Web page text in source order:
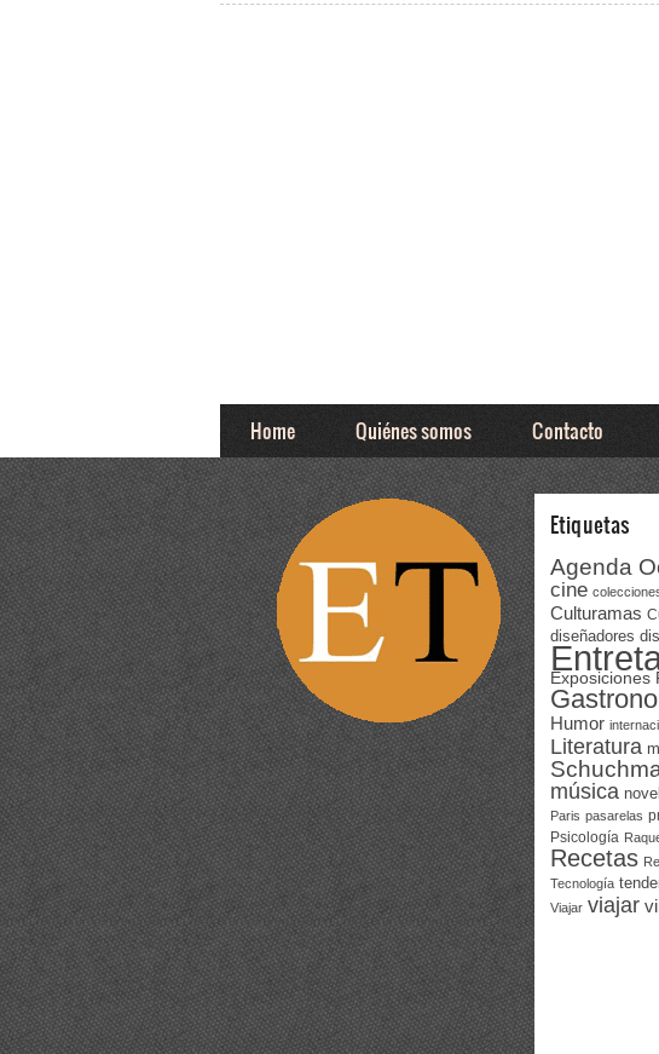
Home Quiénes somos Contacto
Etiquetas
Agenda
cine
Culturamas
diseñadores
Exposiciones
Humor
Literatura
música
Paris pasarelas
Psicología
Recetas
Tecnología
Viajar viajar